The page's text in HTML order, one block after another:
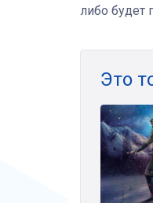
либо будет
Это